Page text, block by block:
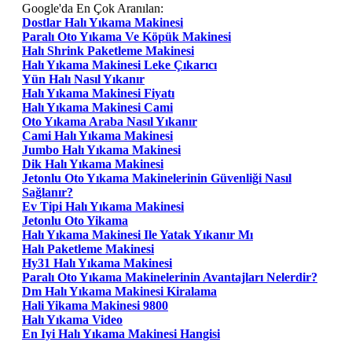
Google'da En Çok Aranılan:
Dostlar Halı Yıkama Makinesi
Paralı Oto Yıkama Ve Köpük Makinesi
Halı Shrink Paketleme Makinesi
Halı Yıkama Makinesi Leke Çıkarıcı
Yün Halı Nasıl Yıkanır
Halı Yıkama Makinesi Fiyatı
Halı Yıkama Makinesi Cami
Oto Yıkama Araba Nasıl Yıkanır
Cami Halı Yıkama Makinesi
Jumbo Halı Yıkama Makinesi
Dik Halı Yıkama Makinesi
Jetonlu Oto Yıkama Makinelerinin Güvenliği Nasıl
Sağlanır?
Ev Tipi Halı Yıkama Makinesi
Jetonlu Oto Yikama
Halı Yıkama Makinesi Ile Yatak Yıkanır Mı
Halı Paketleme Makinesi
Hy31 Halı Yıkama Makinesi
Paralı Oto Yıkama Makinelerinin Avantajları Nelerdir?
Dm Halı Yıkama Makinesi Kiralama
Hali Yikama Makinesi 9800
Halı Yıkama Video
En Iyi Halı Yıkama Makinesi Hangisi